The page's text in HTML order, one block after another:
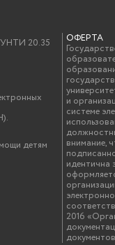
УНТИ 20.35
детям
ОФЕРТА
и
системе
внимание,
идентична
2016